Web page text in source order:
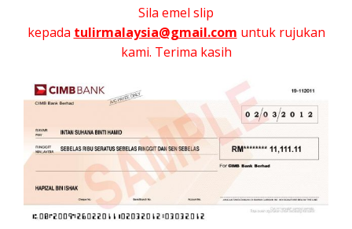
Sila emel slip
kepada tulirmalaysia@gmail.com untuk rujukan
kami. Terima kasih